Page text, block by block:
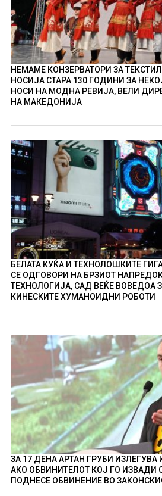
НЕМАМЕ КОНЗЕРВАТОРИ ЗА
НОСИЈА СТАРА 130 ГОДИНИ ЗА
НОСИ НА МОДНА РЕВИЈА, ВЕЛИ
НА МАКЕДОНИЈА
БЕЛАТА КУЌА И ТЕХНОЛОШКИТЕ
СЕ ОДГОВОРИ НА БРЗИОТ
ТЕХНОЛОГИЈА, САД ВЕЌЕ ВОВЕДОА
КИНЕСКИТЕ ХУМАНОИДНИ РОБОТИ
ЗА 17 ДЕНА АРТАН ГРУБИ
АКО ОБВИНИТЕЛОТ КОЈ ГО ИЗВАДИ
ПОДНЕСЕ ОБВИНЕНИЕ ВО